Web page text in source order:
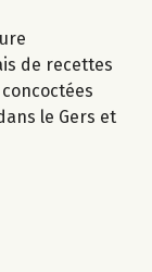
de recettes
le Gers et